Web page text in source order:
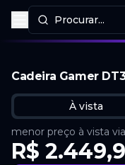
Procurar...
Procurar produtos
Cadeira Gamer
À vista
menor preço à vista via
R$